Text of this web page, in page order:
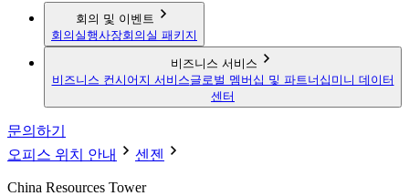
회의 및 이벤트
회의실행사장회의실 패키지
비즈니스 서비스
비즈니스 컨시어지 서비스글로벌 멤버십 및 파트너십 미니 데이터
센터
문의하기
오피스 위치 안내
센젠
China Resources Tower